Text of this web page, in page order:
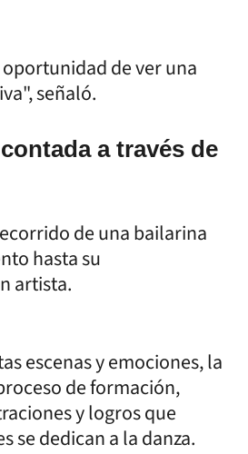
de ver una
señaló.
a través de
de una bailarina
hasta su
artista.
escenas y emociones, la
de formación,
y logros que
se dedican a la danza.